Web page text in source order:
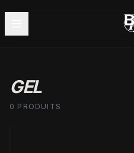
GEL
0 PRODUITS